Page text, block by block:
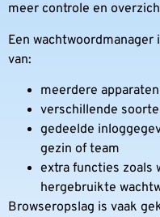
meer controle en
Een
van:
meerdere apparaten
verschillende
gedeelde
gezin of team
extra functies zoals
hergebruikte
Browseropslag is vaak